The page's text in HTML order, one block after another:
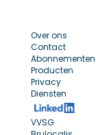
Over ons
Contact
Abonnementen
Producten
Privacy
Diensten
VVSG